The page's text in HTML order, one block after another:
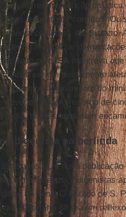
sofreram redução
um aumento de conflitos.
conflitos”, diz Buzatto.
podendo inviabilizar
feito pelo ISA
mostrava
seriam diretamente
posicionamento do
deveriam levar em torno de
média, há três anos sem
indigenista na berlinda
exclusão, e nova
e movimentos indigenistas
disse ao jornal O Estado de S.
que a portaria 68 era um